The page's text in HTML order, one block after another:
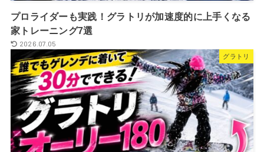
プロライダーも実践！グラトリが加速度的に上手くなる
家トレーニング7選
2026.07.05
グラトリ